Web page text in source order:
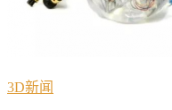
3D新闻